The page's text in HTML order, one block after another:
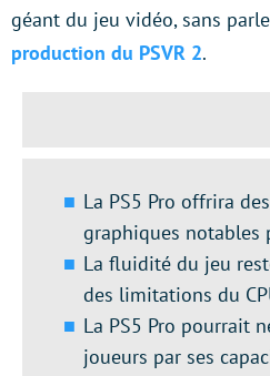
géant du jeu vidéo, sans
production du PSVR 2.
La PS5 Pro offrira
graphiques notables
La fluidité du jeu
des limitations du
La PS5 Pro pourrait
joueurs par ses